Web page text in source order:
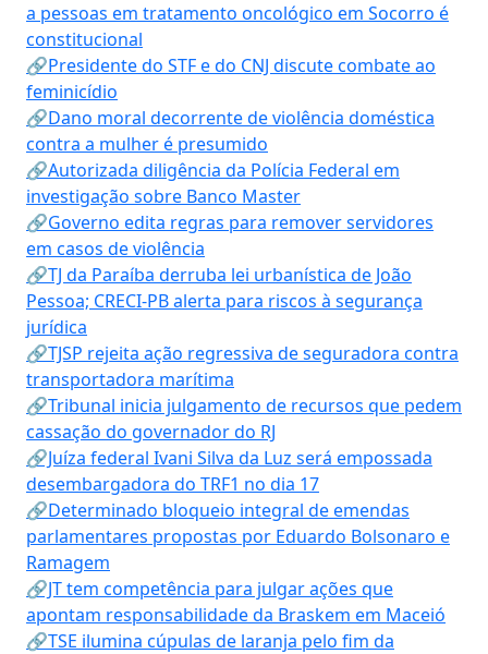
a pessoas em tratamento oncológico em Socorro é
constitucional
🔗Presidente do STF e do CNJ discute combate ao
feminicídio
🔗Dano moral decorrente de violência doméstica
contra a mulher é presumido
🔗Autorizada diligência da Polícia Federal em
investigação sobre Banco Master
🔗Governo edita regras para remover servidores
em casos de violência
🔗TJ da Paraíba derruba lei urbanística de João
Pessoa; CRECI-PB alerta para riscos à segurança
jurídica
🔗TJSP rejeita ação regressiva de seguradora contra
transportadora marítima
🔗Tribunal inicia julgamento de recursos que pedem
cassação do governador do RJ
🔗Juíza federal Ivani Silva da Luz será empossada
desembargadora do TRF1 no dia 17
🔗Determinado bloqueio integral de emendas
parlamentares propostas por Eduardo Bolsonaro e
Ramagem
🔗JT tem competência para julgar ações que
apontam responsabilidade da Braskem em Maceió
🔗TSE ilumina cúpulas de laranja pelo fim da